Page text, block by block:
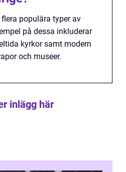
flera populära typer av
på dessa inkluderar
kyrkor samt modern
och museer.
inlägg här